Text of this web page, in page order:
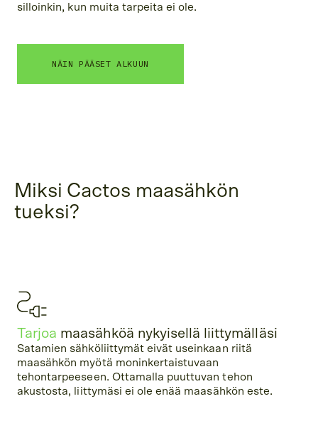
silloinkin, kun muita tarpeita ei ole.
NÄIN PÄÄSET ALKUUN
Miksi Cactos maasähkön
tueksi?
Tarjoa maasähköä nykyisellä liittymälläsi
Satamien sähköliittymät eivät useinkaan riitä
maasähkön myötä moninkertaistuvaan
tehontarpeeseen. Ottamalla puuttuvan tehon
akustosta, liittymäsi ei ole enää maasähkön este.